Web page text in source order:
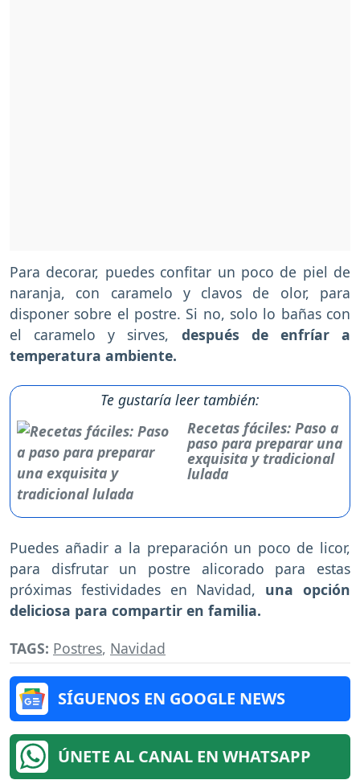
Para decorar, puedes confitar un poco de piel de
naranja, con caramelo y clavos de olor, para
disponer sobre el postre. Si no, solo lo bañas con
el caramelo y sirves, después de enfríar a
temperatura ambiente.
Te gustaría leer también:
Recetas fáciles: Paso a
paso para preparar una
exquisita y tradicional
lulada
Puedes añadir a la preparación un poco de licor,
para disfrutar un postre alicorado para estas
próximas festividades en Navidad, una opción
deliciosa para compartir en familia.
TAGS: Postres, Navidad
SÍGUENOS EN GOOGLE NEWS
ÚNETE AL CANAL EN WHATSAPP